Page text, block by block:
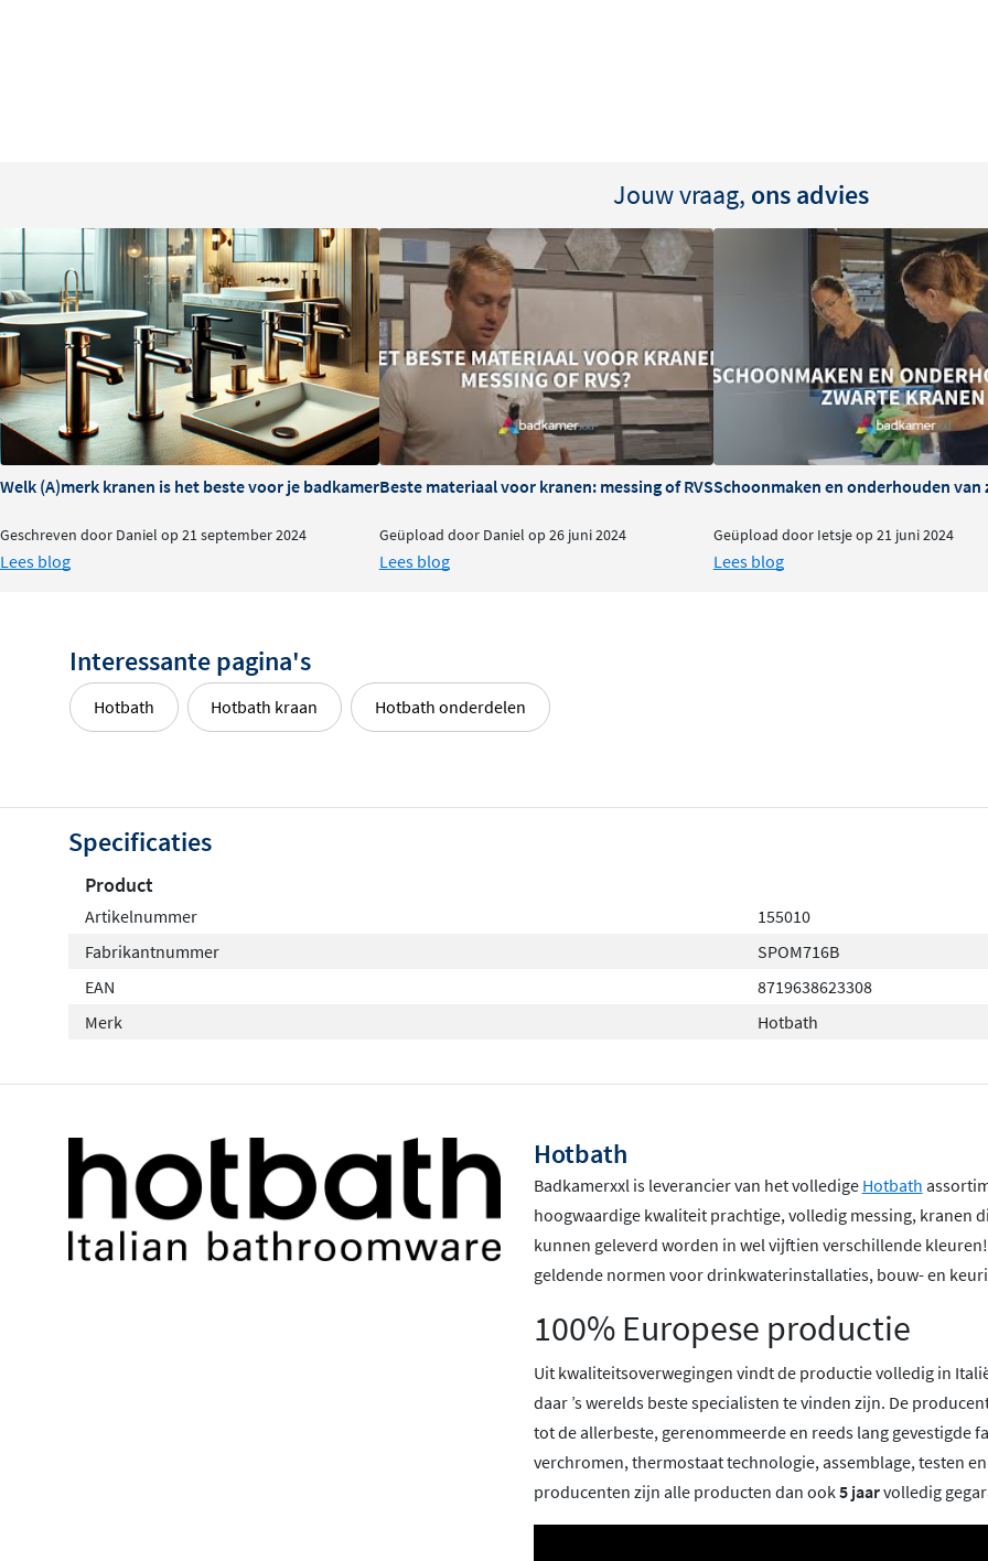
Jouw vraag, ons advies
Welk (A)merk kranen is het beste voor je badkamer?
Geschreven door Daniel op 21 september 2024
Lees blog
Beste materiaal voor kranen: messing of RVS
Geüpload door Daniel op 26 juni 2024
Lees blog
Schoonmaken en onderhouden van
Geüpload door Ietsje op 21 juni 2024
Lees blog
Interessante pagina's
Hotbath Hotbath kraan Hotbath onderdelen
Specificaties
Product
Artikelnummer
155010
Fabrikantnummer
SPOM716B
EAN
8719638623308
Merk
Hotbath
Hotbath
Badkamerxxl is leverancier van het volledige Hotbath
hoogwaardige kwaliteit prachtige, volledig messing, kranen
kunnen geleverd worden in wel vijftien verschillende
geldende normen voor drinkwaterinstallaties, bouw- en
100% Europese productie
Uit kwaliteitsoverwegingen vindt de productie volledig in
daar ’s werelds beste specialisten te vinden zijn. De
tot de allerbeste, gerenommeerde en reeds lang gevestigde
verchromen, thermostaat technologie, assemblage, testen
producenten zijn alle producten dan ook5 jaarvolledig